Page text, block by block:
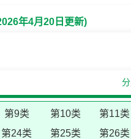
年4月20日更新)
第9类 第10类 第11类
第24类 第25类 第26类